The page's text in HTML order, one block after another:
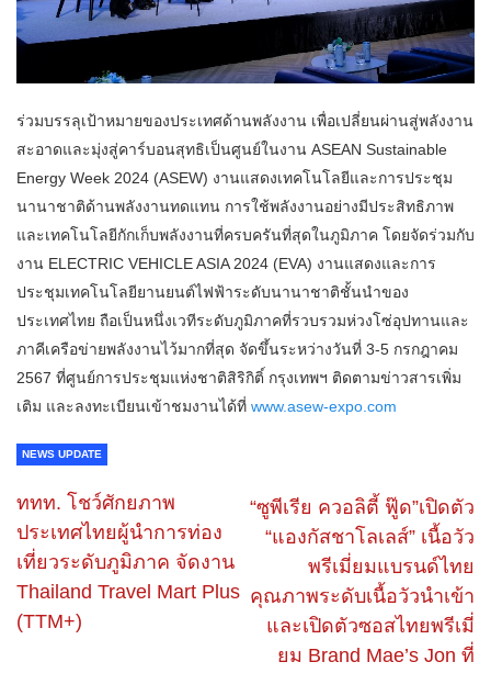
ร่วมบรรลุเป้าหมายของประเทศด้านพลังงาน เพื่อเปลี่ยนผ่านสู่พลังงาน
สะอาดและมุ่งสู่คาร์บอนสุทธิเป็นศูนย์ในงาน ASEAN Sustainable
Energy Week 2024 (ASEW) งานแสดงเทคโนโลยีและการประชุม
นานาชาติด้านพลังงานทดแทน การใช้พลังงานอย่างมีประสิทธิภาพ
และเทคโนโลยีกักเก็บพลังงานที่ครบครันที่สุดในภูมิภาค โดยจัดร่วมกับ
งาน ELECTRIC VEHICLE ASIA 2024 (EVA) งานแสดงและการ
ประชุมเทคโนโลยียานยนต์ไฟฟ้าระดับนานาชาติชั้นนำของ
ประเทศไทย ถือเป็นหนึ่งเวทีระดับภูมิภาคที่รวบรวมห่วงโซ่อุปทานและ
ภาคีเครือข่ายพลังงานไว้มากที่สุด จัดขึ้นระหว่างวันที่ 3-5 กรกฎาคม
2567 ที่ศูนย์การประชุมแห่งชาติสิริกิติ์ กรุงเทพฯ ติดตามข่าวสารเพิ่ม
เติม และลงทะเบียนเข้าชมงานได้ที่ www.asew-expo.com
NEWS UPDATE
ททท. โชว์ศักยภาพ
ประเทศไทยผู้นำการท่อง
เที่ยวระดับภูมิภาค จัดงาน
Thailand Travel Mart Plus
(TTM+)
“ซูพีเรีย ควอลิตี้ ฟู๊ด”เปิดตัว
“แองกัสชาโลเลส์” เนื้อวัว
พรีเมี่ยมแบรนด์ไทย
คุณภาพระดับเนื้อวัวนำเข้า
และเปิดตัวซอสไทยพรีเมี่
ยม Brand Mae’s Jon ที่